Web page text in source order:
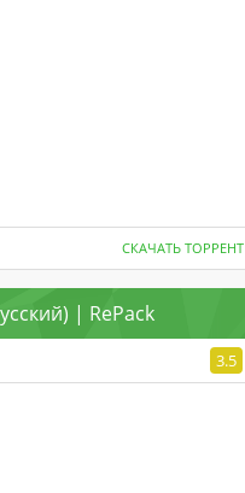
СКАЧАТЬ ТОРРЕНТ
| RePack
3.5